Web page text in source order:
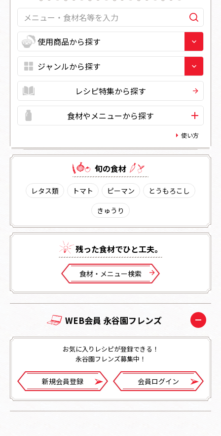
レシピ特集から探す
食材やメニューから探す
使い方
旬の⾷材
レタス類 トマト ピーマン
とうもろこし
きゅうり
残った⾷材でひと⼯夫。
⾷材・メニュー検索
WEB会員 永谷園フレンズ
お気に入りレシピが登録できる！
永谷園フレンズ募集中！
新規会員登録 会員ログイン